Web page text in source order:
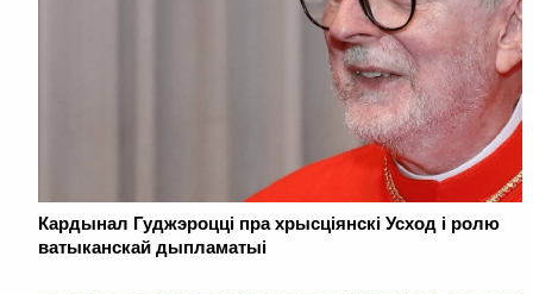
Кардынал Гуджэроцці пра хрысціянскі Усход і ролю
ватыканскай дыпламатыі